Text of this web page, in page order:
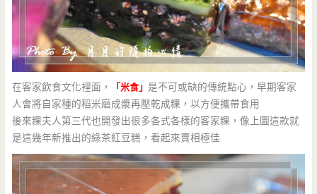
在客家飲食文化裡面， 「米食」 是不可或缺的傳統點心，早期客家
人會將自家種的稻米磨成漿再壓乾成粿，以方便攜帶食用
後來粿夫人第三代也開發出很多各式各樣的客家粿，像上圖這款就
是這幾年新推出的綠茶紅豆糕，看起來賣相極佳